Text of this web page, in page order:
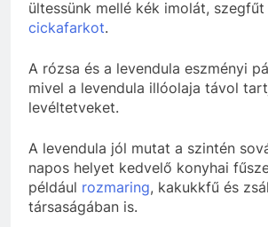
ültessünk mellé kék imolát, szegfűt
cickafarkot.
A rózsa és a levendula eszményi
mivel a levendula illóolaja távol
levéltetveket.
A levendula jól mutat a szintén
napos helyet kedvelő konyhai
például rozmaring, kakukkfű és
társaságában is.